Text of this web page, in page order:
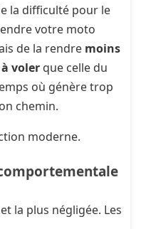
la difficulté pour le
votre moto
de la rendre moins
voler que celle du
où génère trop
chemin.
moderne.
la plus négligée. Les